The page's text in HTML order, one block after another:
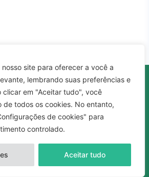
nosso site para oferecer a você a
lembrando suas preferências e
clicar em "Aceitar tudo", você
de todos os cookies. No entanto,
de cookies" para
controlado.
Aceitar tudo
oferece a
completa para laudos
da sua clínica. Fale com
conheça nossas soluções!